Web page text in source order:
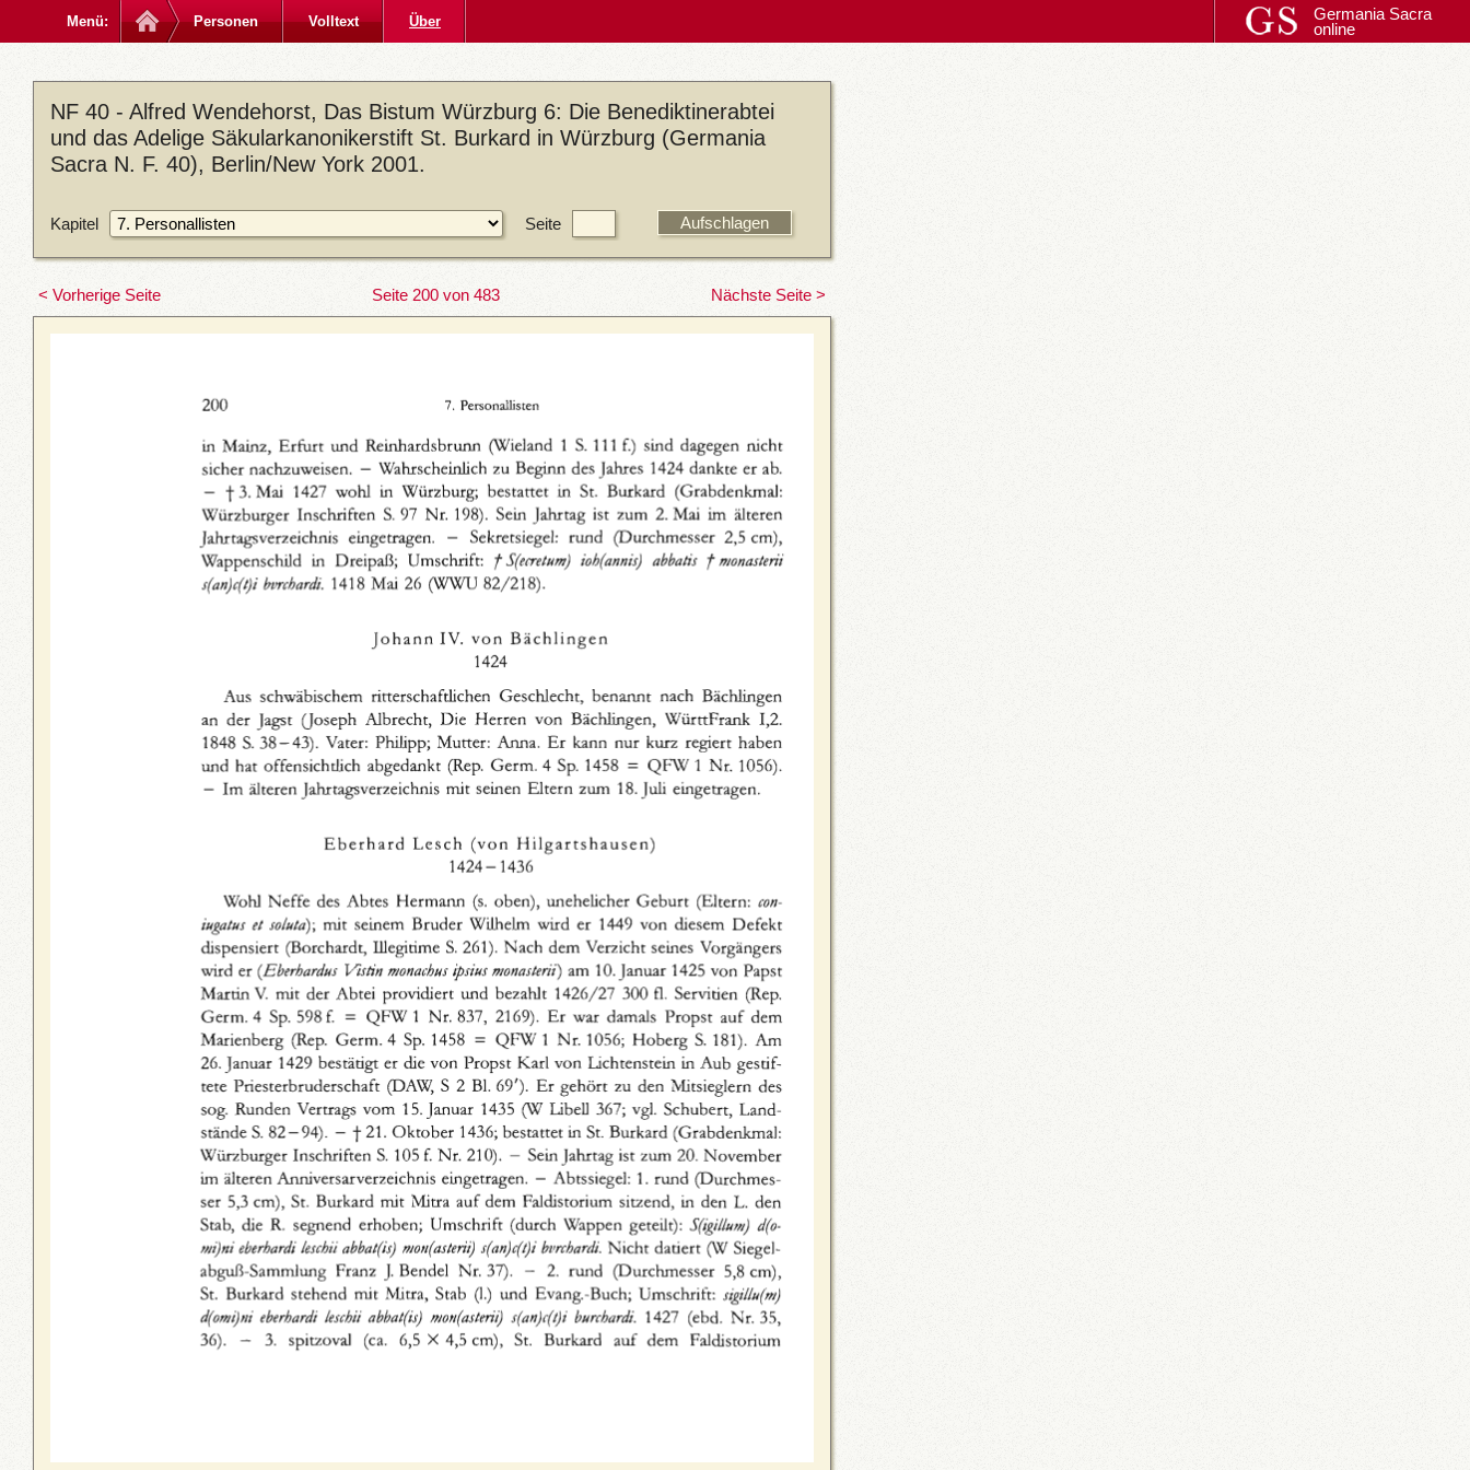
Menü: Personen Volltext Über
Germania Sacra
online
NF 40 - Alfred Wendehorst, Das Bistum Würzburg 6: Die Benediktinerabtei
und das Adelige Säkularkanonikerstift St. Burkard in Würzburg (Germania
Sacra N. F. 40), Berlin/New York 2001.
Kapitel Seite
< Vorherige Seite Seite 200 von 483 Nächste Seite >